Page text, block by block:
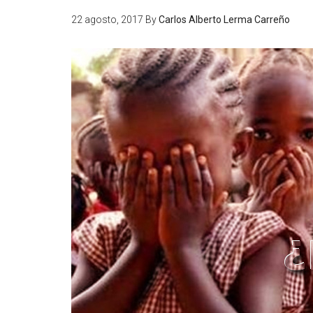
22 agosto, 2017 ByCarlos Alberto Lerma Carreño